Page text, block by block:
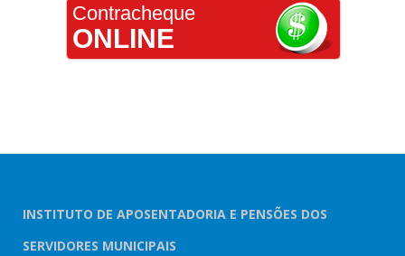
Contracheque
ONLINE
INSTITUTO DE APOSENTADORIA E PENSÕES DOS
SERVIDORES MUNICIPAIS